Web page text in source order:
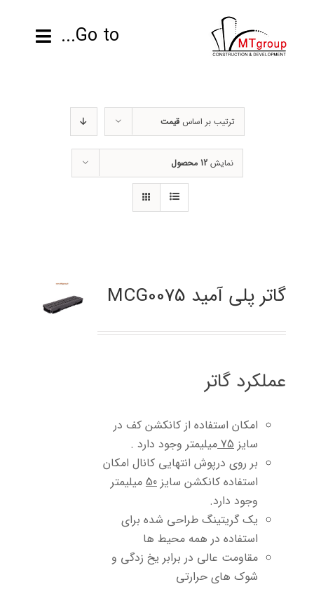
Go to...
تماس با ما
ترتیب بر اساسقیمت
نمایش12 محصول
گاتر پلی آمید MCG0075
عملکرد گاتر
امکان استفاده از کانکشن کف در
سایز75 میلیمتر وجود دارد .
بر روی درپوش انتهایی کانال امکان
استفاده کانکشن سایز50 میلیمتر
وجود دارد.
یک گریتینگ طراحی شده برای
استفاده در همه محیط ها
مقاومت عالی در برابر یخ زدگی و
شوک های حرارتی